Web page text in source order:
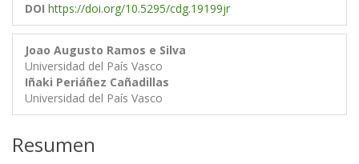
DOI https://doi.org/10.5295/cdg.19199jr
Joao Augusto Ramos e Silva
Universidad del País Vasco
Iñaki Periáñez Cañadillas
Universidad del País Vasco
Resumen